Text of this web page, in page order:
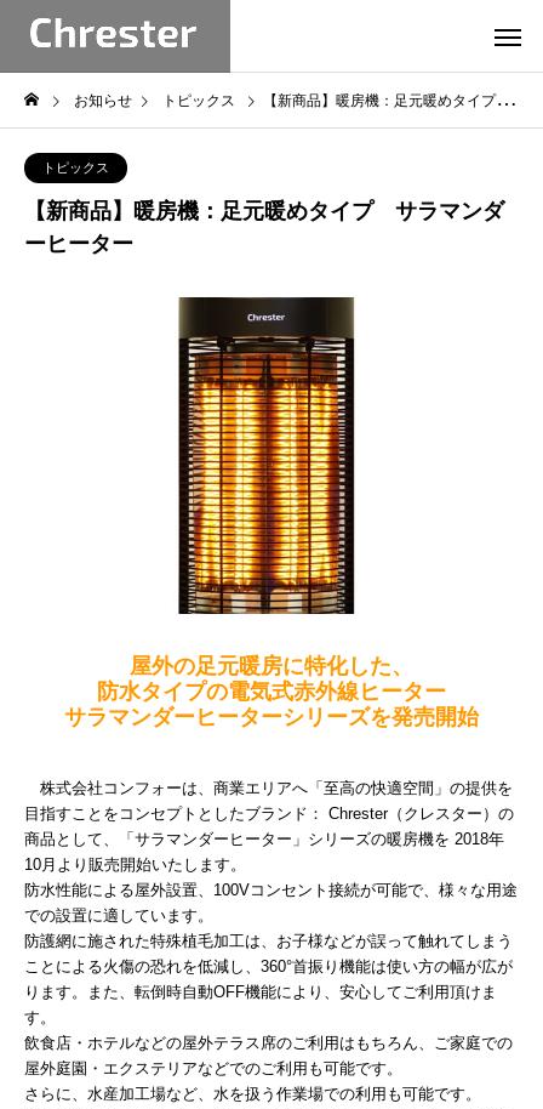
お知らせ トピックス 【新商品】暖房機：足元暖めタイプ サラマンダーヒーター
トピックス
【新商品】暖房機：足元暖めタイプ サラマンダ
ーヒーター
屋外の足元暖房に特化した、
防水タイプの電気式赤外線ヒーター
サラマンダーヒーターシリーズを発売開始
株式会社コンフォーは、商業エリアへ「至高の快適空間」の提供を
目指すことをコンセプトとしたブランド： Chrester（クレスター）の
商品として、「サラマンダーヒーター」シリーズの暖房機を 2018年
10月より販売開始いたします。
防水性能による屋外設置、100Vコンセント接続が可能で、様々な用途
での設置に適しています。
防護網に施された特殊植毛加工は、お子様などが誤って触れてしまう
ことによる火傷の恐れを低減し、360°首振り機能は使い方の幅が広が
ります。また、転倒時自動OFF機能により、安心してご利用頂けま
す。
飲食店・ホテルなどの屋外テラス席のご利用はもちろん、ご家庭での
屋外庭園・エクステリアなどでのご利用も可能です。
さらに、水産加工場など、水を扱う作業場での利用も可能です。